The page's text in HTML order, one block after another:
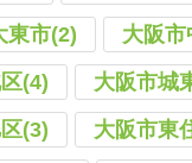
東市(2)
大阪市
(4)
大阪市城
(3)
大阪市東